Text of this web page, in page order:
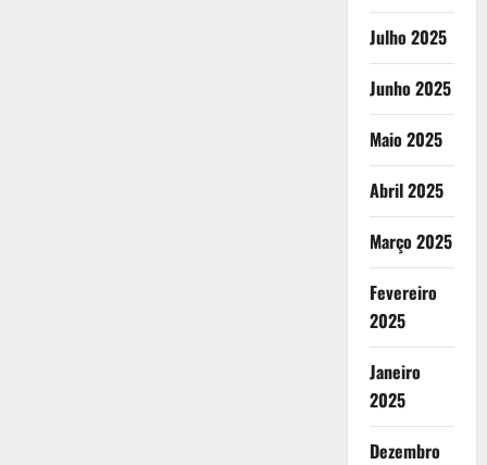
Julho 2025
Junho 2025
Maio 2025
Abril 2025
Março 2025
Fevereiro
2025
Janeiro
2025
Dezembro